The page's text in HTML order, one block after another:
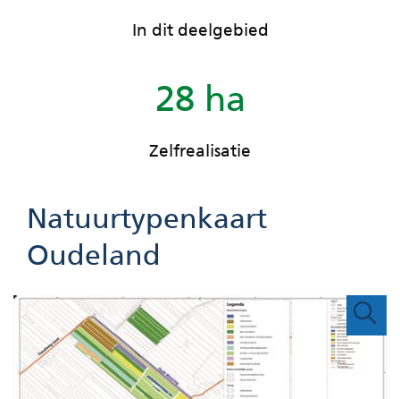
In dit deelgebied
28 ha
Zelfrealisatie
Natuurtypenkaart
Oudeland